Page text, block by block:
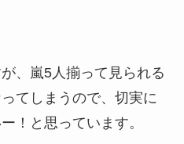
、嵐5人揃って見られる
てしまうので、切実に
！と思っています。